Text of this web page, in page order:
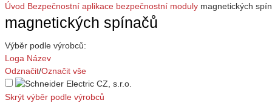
Úvod Bezpečnostní aplikace bezpečnostní moduly magnetických
magnetických spínačů
Výběr podle výrobců:
Loga Název
Odznačit/Označit vše
Skrýt výběr podle výrobců